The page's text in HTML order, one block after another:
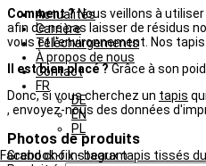
Actualités
Carrière
Téléchargements
À propos de nous
Contact
FR
DE
EN
PL
Facebook-fInstagram
Comment ?Nous veillons à
afin de ne pas laisser de résidus
vous et l'environnement. Nos
Il est bien placé ? Grâce à son
Donc, si vous cherchez un tapis
, envoyez-nous des données
Photos de produits
Grand choix - beaux tapis tissés